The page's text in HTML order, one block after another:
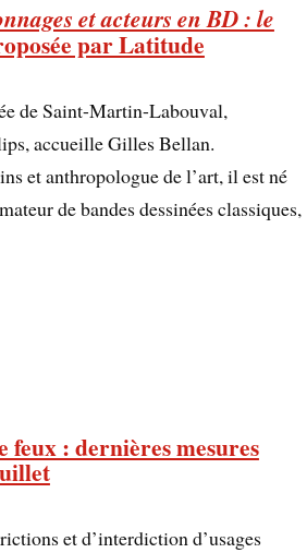
et acteurs en BD : le
par Latitude
de Saint-Martin-Labouval,
accueille Gilles Bellan.
et anthropologue de l’art, il est né
de bandes dessinées classiques,
feux : dernières mesures
et d’interdiction d’usages